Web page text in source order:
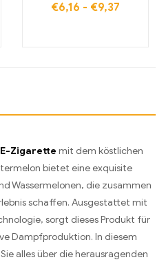
€6,16 - €9,37
Zigarette mit dem köstlichen
bietet eine exquisite
Wassermelonen, die zusammen
schaffen. Ausgestattet mit
sorgt dieses Produkt für
Dampfproduktion. In diesem
alles über die herausragenden